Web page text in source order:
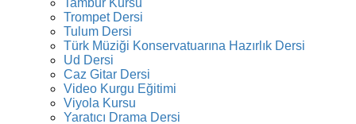
Trompet Dersi
Tulum Dersi
Türk Müziği Konservatuarına Hazırlık Dersi
Ud Dersi
Caz Gitar Dersi
Video Kurgu Eğitimi
Viyola Kursu
Yaratıcı Drama Dersi